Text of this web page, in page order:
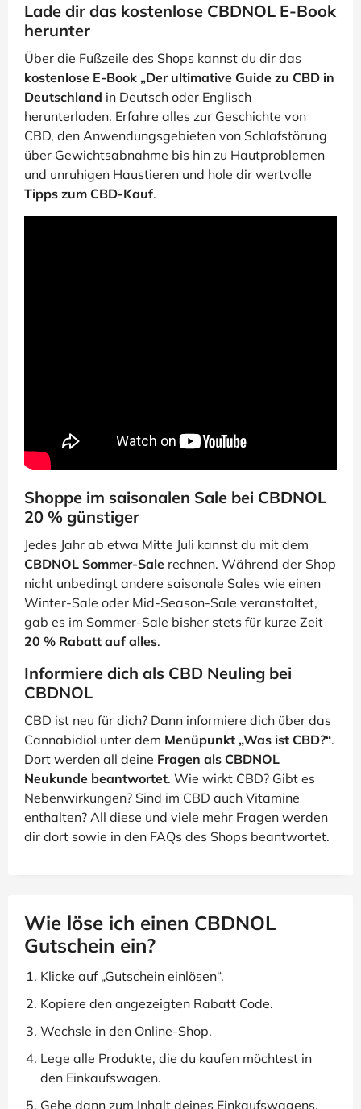
Lade dir das kostenlose CBDNOL E-Book
herunter
Über die Fußzeile des Shops kannst du dir das
kostenlose E-Book „Der ultimative Guide zu CBD in
Deutschland in Deutsch oder Englisch
herunterladen. Erfahre alles zur Geschichte von
CBD, den Anwendungsgebieten von Schlafstörung
über Gewichtsabnahme bis hin zu Hautproblemen
und unruhigen Haustieren und hole dir wertvolle
Tipps zum CBD-Kauf.
Shoppe im saisonalen Sale bei CBDNOL
20 % günstiger
Jedes Jahr ab etwa Mitte Juli kannst du mit dem
CBDNOL Sommer-Sale rechnen. Während der Shop
nicht unbedingt andere saisonale Sales wie einen
Winter-Sale oder Mid-Season-Sale veranstaltet,
gab es im Sommer-Sale bisher stets für kurze Zeit
20 % Rabatt auf alles.
Informiere dich als CBD Neuling bei
CBDNOL
CBD ist neu für dich? Dann informiere dich über das
Cannabidiol unter dem Menüpunkt „Was ist CBD?“.
Dort werden all deine Fragen als CBDNOL
Neukunde beantwortet. Wie wirkt CBD? Gibt es
Nebenwirkungen? Sind im CBD auch Vitamine
enthalten? All diese und viele mehr Fragen werden
dir dort sowie in den FAQs des Shops beantwortet.
Wie löse ich einen CBDNOL
Gutschein ein?
Klicke auf „Gutschein einlösen“.
Kopiere den angezeigten Rabatt Code.
Wechsle in den Online-Shop.
Lege alle Produkte, die du kaufen möchtest in
den Einkaufswagen.
Gehe dann zum Inhalt deines Einkaufswagens.